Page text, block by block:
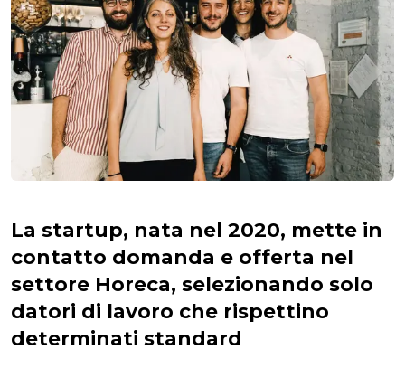
La startup, nata nel 2020, mette in
contatto domanda e offerta nel
settore Horeca, selezionando solo
datori di lavoro che rispettino
determinati standard